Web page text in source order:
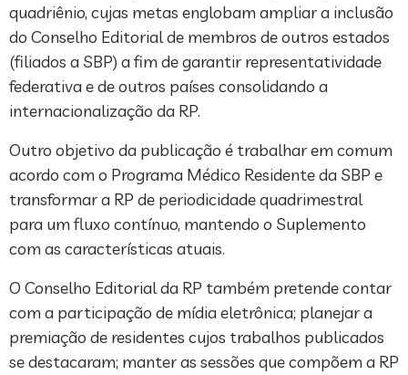
quadriênio, cujas metas englobam ampliar a inclusão
do Conselho Editorial de membros de outros estados
(filiados a SBP) a fim de garantir representatividade
federativa e de outros países consolidando a
internacionalização da RP.
Outro objetivo da publicação é trabalhar em comum
acordo com o Programa Médico Residente da SBP e
transformar a RP de periodicidade quadrimestral
para um fluxo contínuo, mantendo o Suplemento
com as características atuais.
O Conselho Editorial da RP também pretende contar
com a participação de mídia eletrônica; planejar a
premiação de residentes cujos trabalhos publicados
se destacaram; manter as sessões que compõem a RP